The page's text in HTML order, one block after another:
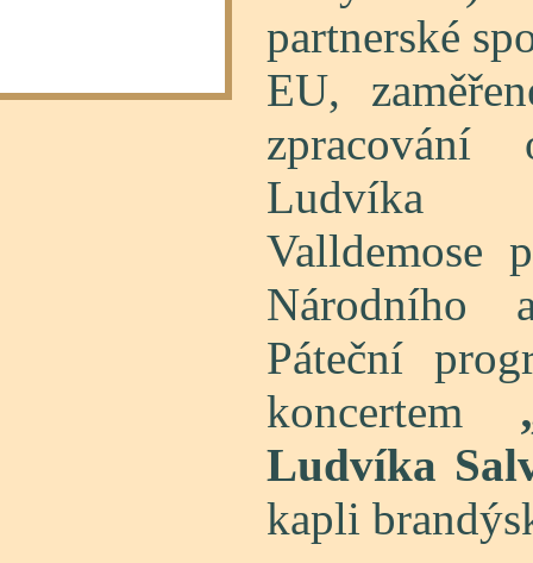
partnerské
EU,
zpracování
Ludvíka
Valldemose
Národního
Páteční
koncertem
Ludvíka
kapli